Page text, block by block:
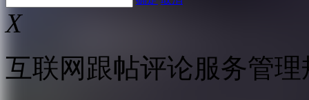
X
互联网跟帖评论服务管理